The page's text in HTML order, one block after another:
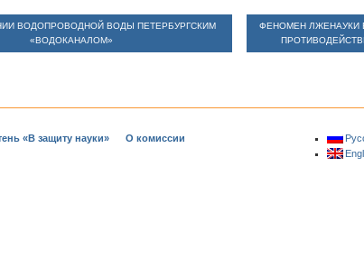
ВОДОПРОВОДНОЙ ВОДЫ ПЕТЕРБУРГСКИМ
«ВОДОКАНАЛОМ»
ФЕНОМЕН ЛЖЕНАУКИ
«В защиту науки» О комиссии